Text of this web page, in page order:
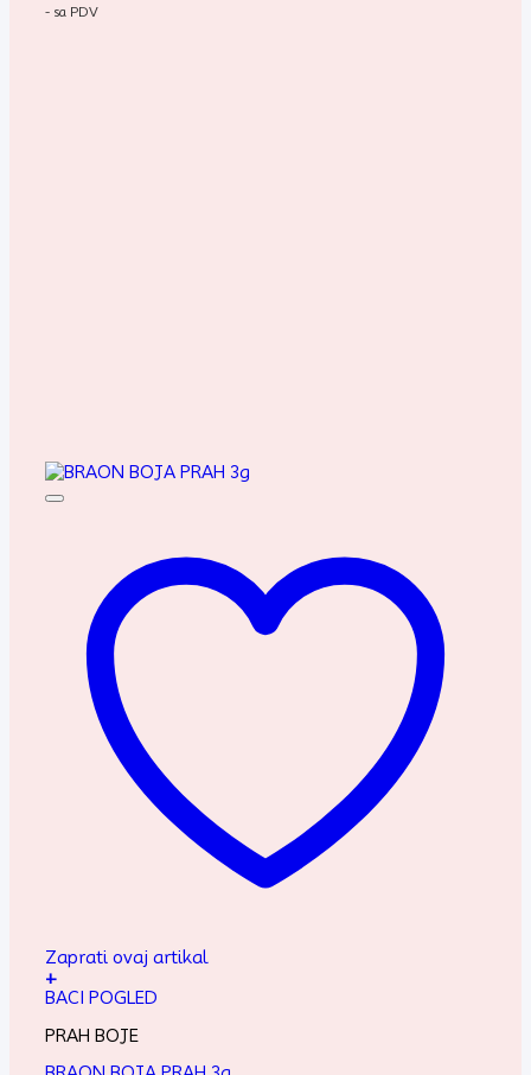
- sa PDV
Zaprati ovaj artikal
+
BACI POGLED
PRAH BOJE